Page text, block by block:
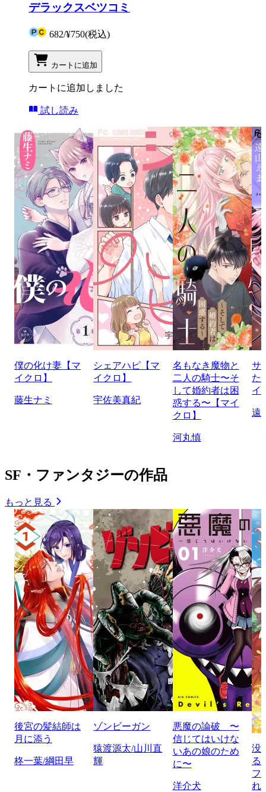
デラックスベツコミ
682/¥750(税込)
カートに追加
カートに追加しました
試し読み
僕の化け妻【マ
イクロ】
藤生ナミ
シェアハピ【マ
イクロ】
宇佐美真紀
名もなき魔物と
二人の騎士〜そ
して婚約者は困
惑する〜【マイ
クロ】
河丸慎
サ
た
イ
遠
SF・ファンタジーの作品
もっと見る
後宮の髪結師は
月に添う
柊一葉/綱田早
ゾンビーガン
猿渡源太/山川直
輝
悪魔の論破 〜
信じてはいけな
いあの娘のため
に〜
洋介犬
没
る
フ
れ